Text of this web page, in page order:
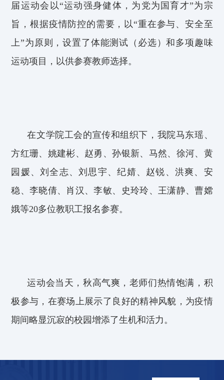
届运动会以“运动强身健体，为党为国育才”为宗
旨，根据疫情防控的需要，以“重在参与、安全至
上”为原则，设置了体能测试（必选）和多项趣味
运动项目， 以供参赛教师选择。
在文学院工会的宣传和组织下，我院马东瑶、
方红珊、姚建彬、赵勇、孙银新、马然、徐河、黄
园媛、刘全志、刘思宇、纪婧、赵锐、洪爽、安
稳、李晓倩、肖汉、李敏、史玲玲、王潇静、曹嫦
娥等20多位教职工报名参赛。
运动会当天，秋高气爽，老师们热情饱满，积
极参与，在赛场上展示了良好的精神风貌，为疫情
期间略显沉寂的校园增添了生机和活力。